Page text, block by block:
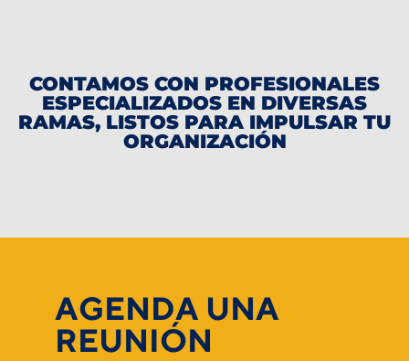
CONTAMOS CON PROFESIONALES
ESPECIALIZADOS EN DIVERSAS
RAMAS, LISTOS PARA IMPULSAR TU
ORGANIZACIÓN
AGENDA UNA
REUNIÓN